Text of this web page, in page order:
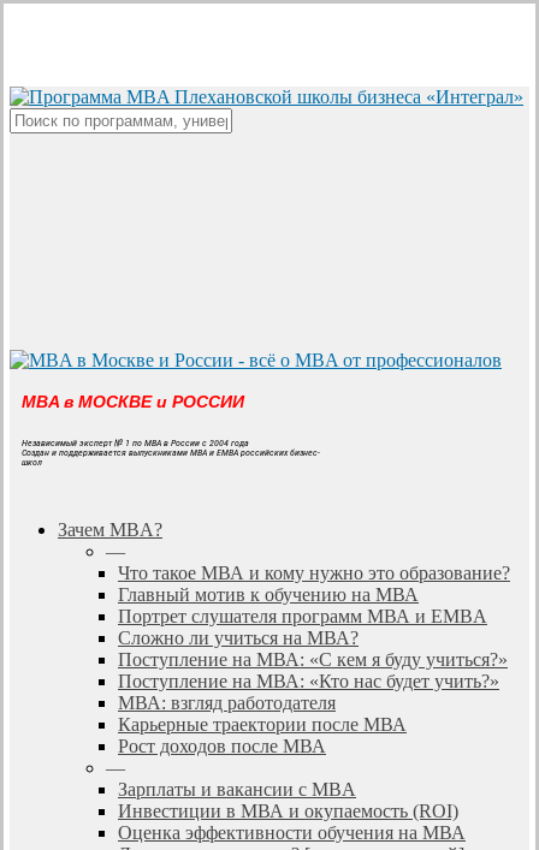
content
MBA в МОСКВЕ и РОССИИ
Независимый эксперт № 1 по MBA в России с 2004 года
Создан и поддерживается выпускниками MBA и EMBA российских бизнес-
школ
search
Menu
Зачем MBA?
—
Что такое МВА и кому нужно это образование?
Главный мотив к обучению на МВА
Портрет слушателя программ МВА и EMBA
Сложно ли учиться на МВА?
Поступление на МВА: «С кем я буду учиться?»
Поступление на МВА: «Кто нас будет учить?»
МВА: взгляд работодателя
Карьерные траектории после МВА
Рост доходов после МВА
—
Зарплаты и вакансии с MBA
Инвестиции в МВА и окупаемость (ROI)
Оценка эффективности обучения на МВА